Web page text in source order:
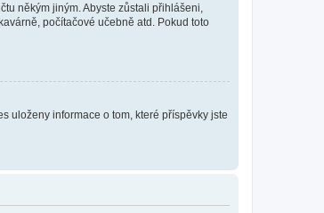
někým jiným. Abyste zůstali přihlášeni,
počítačové učebně atd. Pokud toto
uloženy informace o tom, které příspěvky jste